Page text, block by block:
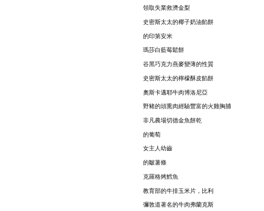
領取失業救濟金梨
史密斯太太的椰子奶油餡餅
的印第安米
瑪莎白藍莓鬆餅
谷黑巧克力燕麥變薄的性質
史密斯太太的檸檬酥皮餡餅
奧斯卡邁耶牛肉博洛尼亞
野豬的頭熏肉經驗豐富的火雞胸脯
非凡農場切德金魚餅乾
的葡萄
女主人幼齒
的皺薯條
克羅格烤鱈魚
教育部的牛排玉米片，比利
彌敦道著名的牛肉弗蘭克斯